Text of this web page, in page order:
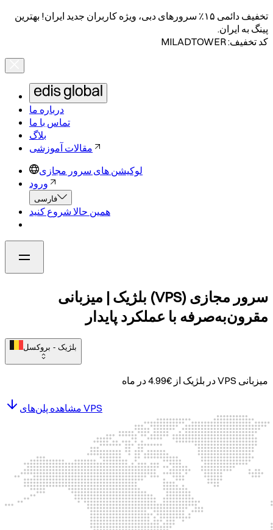
تخفیف دائمی ۱۵٪ سرورهای دبی، ویژه کاربران جدید ایران! بهترین
پینگ به ایران.
کد تخفیف: MILADTOWER
درباره ما
تماس با ما
بلاگ
مقالات آموزشی
لوکیشن های سرور مجازی
ورود
فارسی
همین حالا شروع کنید
سرور مجازی (VPS) بلژیک | میزبانی
مقرون‌به‌صرفه با عملکرد پایدار
بلژیک - بروکسل
میزبانی VPS در بلژیک از €
4.99در ماه
مشاهده پلن‌های VPS